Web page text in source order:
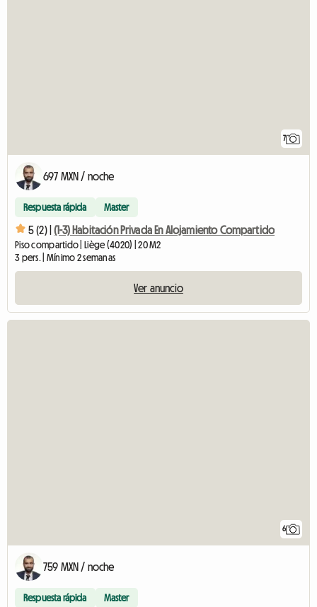
7
697 MXN / noche
Respuesta rápida Master
5 (2) | (1-3) Habitación Privada En Alojamiento Compartido
Piso compartido | Liège (4020) | 20 M2
3 pers. | Mínimo 2 semanas
Ver anuncio
6
759 MXN / noche
Respuesta rápida Master